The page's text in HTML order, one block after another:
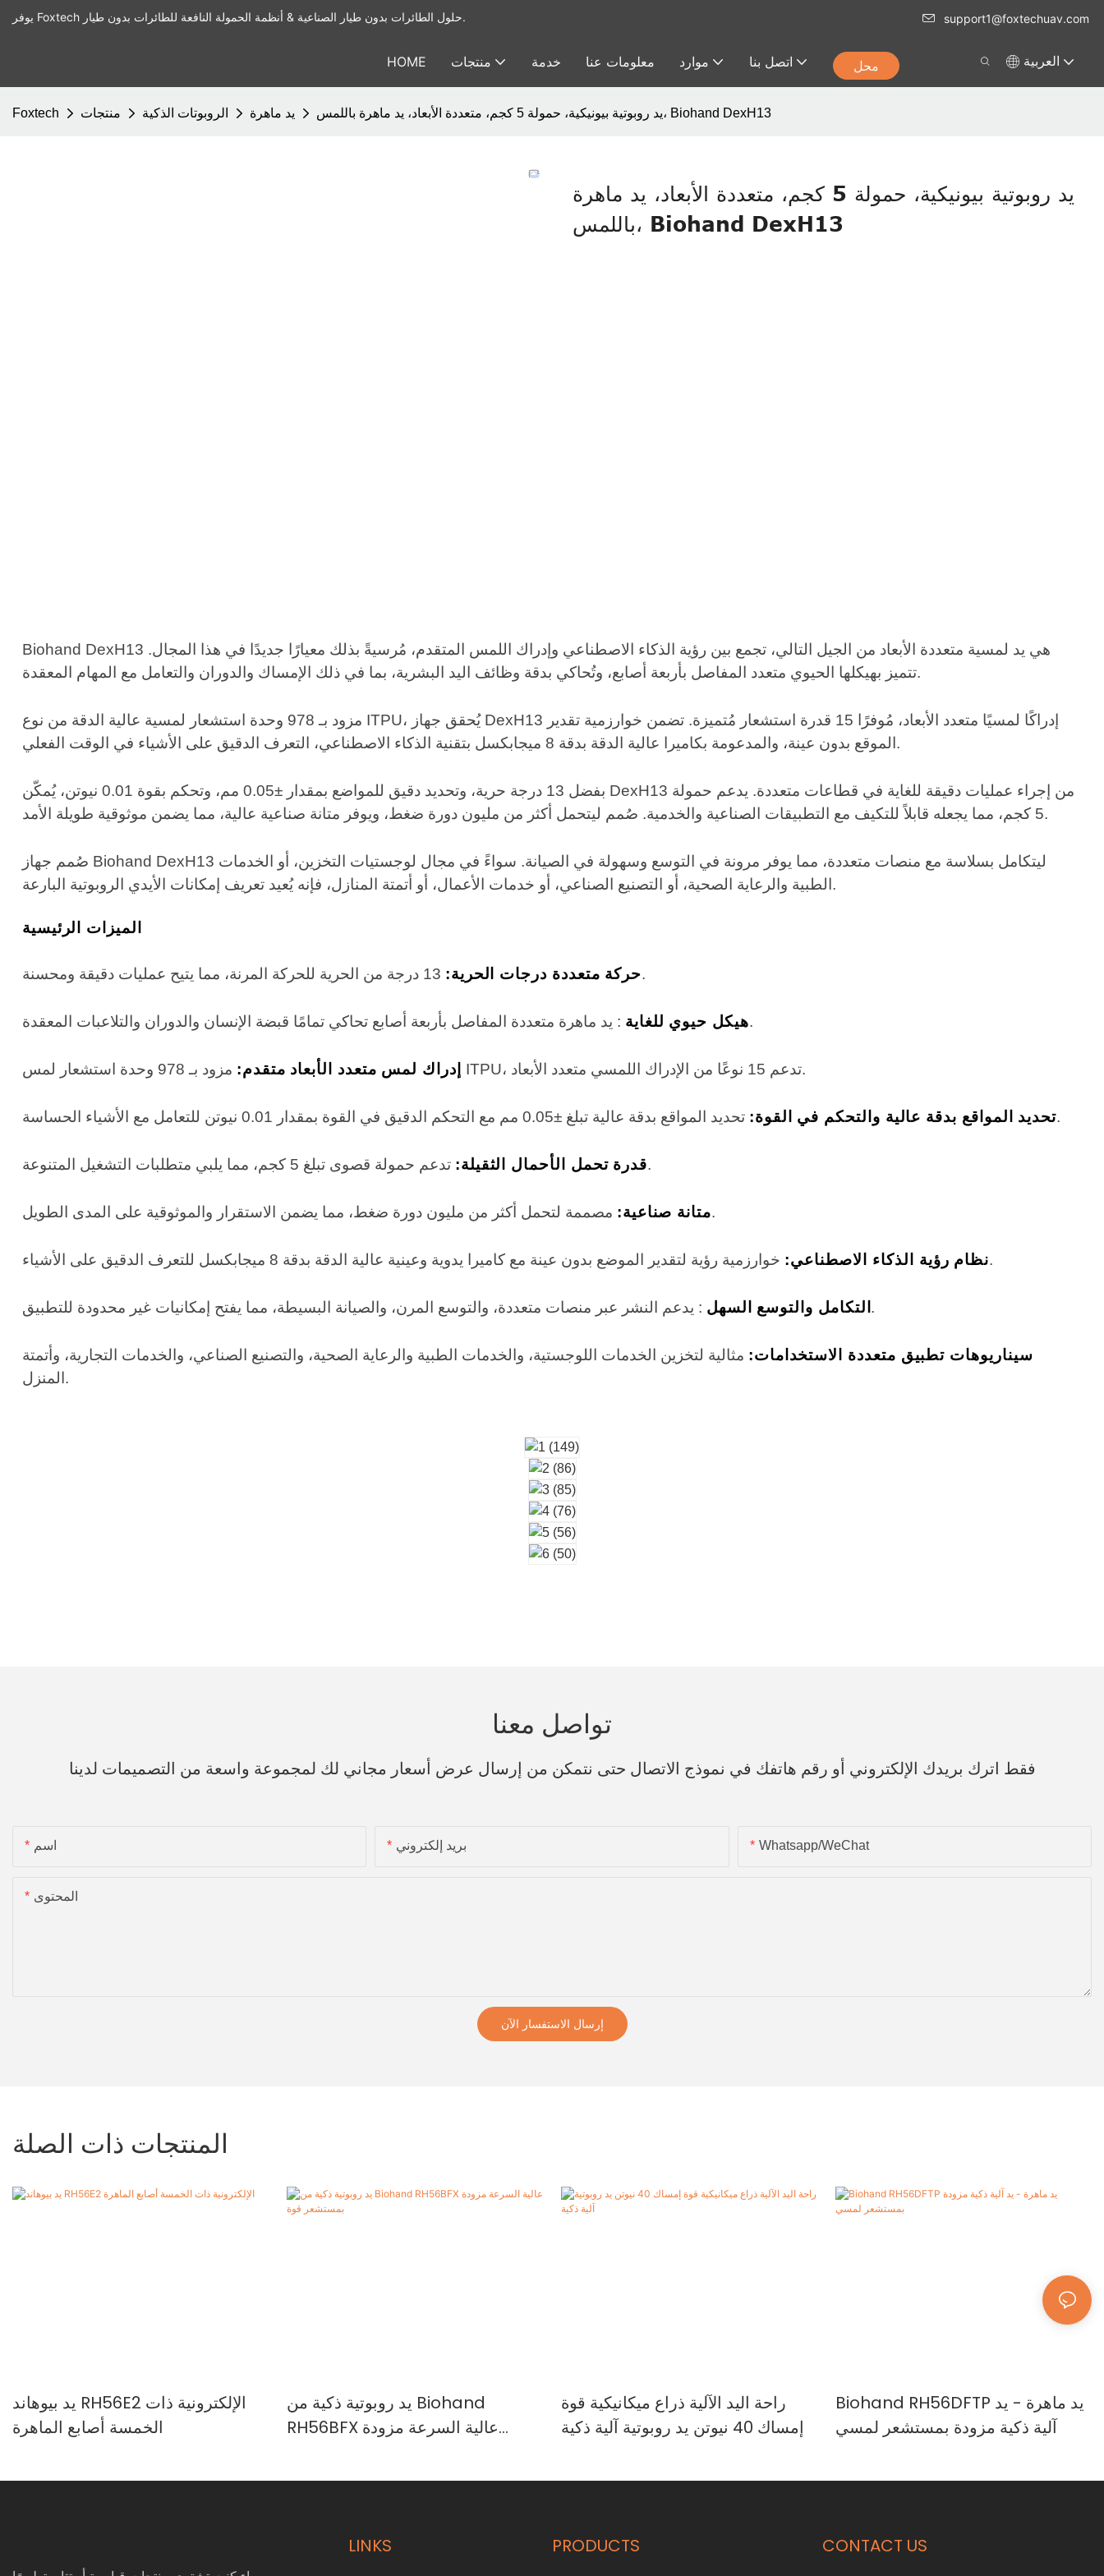
يوفر Foxtech حلول الطائرات بدون طيار الصناعية & أنظمة الحمولة النافعة للطائرات بدون طيار. support1@foxtechuav.com
HOME منتجات خدمة معلومات عنا موارد اتصل بنا محل العربية
Foxtech منتجات الروبوتات الذكية يد ماهرة يد روبوتية بيونيكية، حمولة 5 كجم، متعددة الأبعاد، يد ماهرة باللمس، Biohand DexH13
يد روبوتية بيونيكية، حمولة 5 كجم، متعددة الأبعاد، يد ماهرة
باللمس، Biohand DexH13
Biohand DexH13 هي يد لمسية متعددة الأبعاد من الجيل التالي، تجمع بين رؤية الذكاء الاصطناعي وإدراك اللمس المتقدم، مُرسيةً بذلك معيارًا جديدًا في هذا المجال.
تتميز بهيكلها الحيوي متعدد المفاصل بأربعة أصابع، وتُحاكي بدقة وظائف اليد البشرية، بما في ذلك الإمساك والدوران والتعامل مع المهام المعقدة.
مزود بـ 978 وحدة استشعار لمسية عالية الدقة من نوع ITPU، يُحقق جهاز DexH13 إدراكًا لمسيًا متعدد الأبعاد، مُوفرًا 15 قدرة استشعار مُتميزة. تضمن خوارزمية تقدير
الموقع بدون عينة، والمدعومة بكاميرا عالية الدقة بدقة 8 ميجابكسل بتقنية الذكاء الاصطناعي، التعرف الدقيق على الأشياء في الوقت الفعلي.
بفضل 13 درجة حرية، وتحديد دقيق للمواضع بمقدار ±0.05 مم، وتحكم بقوة 0.01 نيوتن، يُمكّن DexH13 من إجراء عمليات دقيقة للغاية في قطاعات متعددة. يدعم حمولة
5 كجم، مما يجعله قابلاً للتكيف مع التطبيقات الصناعية والخدمية. صُمم ليتحمل أكثر من مليون دورة ضغط، ويوفر متانة صناعية عالية، مما يضمن موثوقية طويلة الأمد.
صُمم جهاز Biohand DexH13 ليتكامل بسلاسة مع منصات متعددة، مما يوفر مرونة في التوسع وسهولة في الصيانة. سواءً في مجال لوجستيات التخزين، أو الخدمات
الطبية والرعاية الصحية، أو التصنيع الصناعي، أو خدمات الأعمال، أو أتمتة المنازل، فإنه يُعيد تعريف إمكانات الأيدي الروبوتية البارعة.
الميزات الرئيسية
حركة متعددة درجات الحرية:13 درجة من الحرية للحركة المرنة، مما يتيح عمليات دقيقة ومحسنة.
هيكل حيوي للغاية: يد ماهرة متعددة المفاصل بأربعة أصابع تحاكي تمامًا قبضة الإنسان والدوران والتلاعبات المعقدة.
إدراك لمس متعدد الأبعاد متقدم: مزود بـ 978 وحدة استشعار لمس ITPU، تدعم 15 نوعًا من الإدراك اللمسي متعدد الأبعاد.
تحديد المواقع بدقة عالية والتحكم في القوة:تحديد المواقع بدقة عالية تبلغ ±0.05 مم مع التحكم الدقيق في القوة بمقدار 0.01 نيوتن للتعامل مع الأشياء الحساسة.
قدرة تحمل الأحمال الثقيلة:تدعم حمولة قصوى تبلغ 5 كجم، مما يلبي متطلبات التشغيل المتنوعة.
متانة صناعية:مصممة لتحمل أكثر من مليون دورة ضغط، مما يضمن الاستقرار والموثوقية على المدى الطويل.
نظام رؤية الذكاء الاصطناعي:خوارزمية رؤية لتقدير الموضع بدون عينة مع كاميرا يدوية وعينية عالية الدقة بدقة 8 ميجابكسل للتعرف الدقيق على الأشياء.
التكامل والتوسع السهل : يدعم النشر عبر منصات متعددة، والتوسع المرن، والصيانة البسيطة، مما يفتح إمكانيات غير محدودة للتطبيق.
سيناريوهات تطبيق متعددة الاستخدامات: مثالية لتخزين الخدمات اللوجستية، والخدمات الطبية والرعاية الصحية، والتصنيع الصناعي، والخدمات التجارية، وأتمتة
المنزل.
تواصل معنا
فقط اترك بريدك الإلكتروني أو رقم هاتفك في نموذج الاتصال حتى نتمكن من إرسال عرض أسعار مجاني لك لمجموعة واسعة من التصميمات لدينا
اسم بريد إلكتروني Whatsapp/WeChat
المحتوى
إرسال الاستفسار الآن
المنتجات ذات الصلة
يد بيوهاند RH56E2 الإلكترونية ذات
الخمسة أصابع الماهرة
يد روبوتية ذكية من Biohand
RH56BFX عالية السرعة مزودة
راحة اليد الآلية ذراع ميكانيكية قوة
إمساك 40 نيوتن يد روبوتية آلية ذكية
Biohand RH56DFTP يد ماهرة - يد
آلية ذكية مزودة بمستشعر لمسي
LINKS PRODUCTS CONTACT US